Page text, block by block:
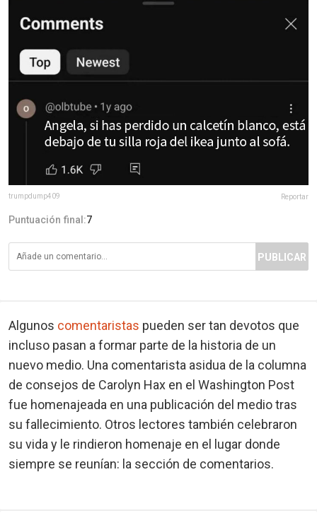
trumpdump409 Reportar
Puntuación final:7
PUBLICAR
Algunos comentaristas pueden ser tan devotos que
incluso pasan a formar parte de la historia de un
nuevo medio. Una comentarista asidua de la columna
de consejos de Carolyn Hax en el Washington Post
fue homenajeada en una publicación del medio tras
su fallecimiento. Otros lectores también celebraron
su vida y le rindieron homenaje en el lugar donde
siempre se reunían: la sección de comentarios.